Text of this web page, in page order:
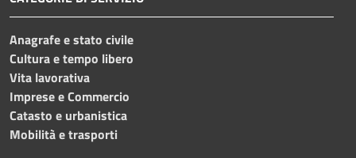
Anagrafe e stato civile
Cultura e tempo libero
Vita lavorativa
Imprese e Commercio
Catasto e urbanistica
Mobilità e trasporti